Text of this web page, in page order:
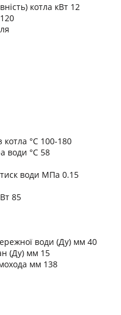
котла кВт 12
котла °C 100-180
води °C 58
води МПа 0.15
85
води (Ду) мм 40
(Ду) мм 15
мм 138